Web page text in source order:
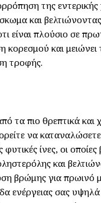
της εντερικής
και
είναι πλούσιο σε
κορεσμού και μειώνει
τροφής.
τα πιο θρεπτικά και
να
φυτικές ίνες, οι
και
βρώμης για πρωινό
ενέργειας σας